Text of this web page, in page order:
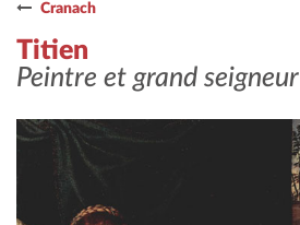
Cranach
Titien
Peintre et grand seigneur